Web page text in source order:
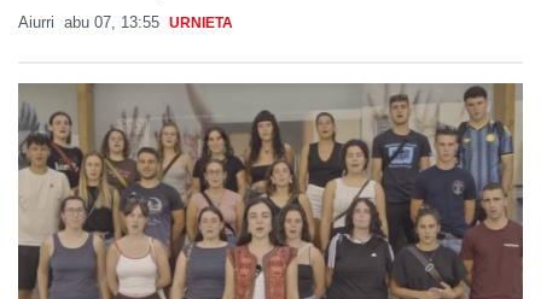
Aiurri abu 07, 13:55 URNIETA